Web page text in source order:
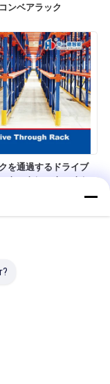
ンベアラック
を通過するドライブ
トストレック ストレ